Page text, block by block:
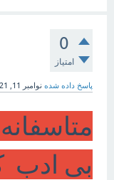
0
امتیاز
پاسخ داده شده نوامبر 11, 2021
بی ادب